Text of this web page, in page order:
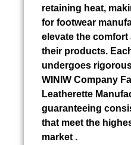
retaining heat,
for footwear
elevate the
their products.
undergoes
WINIW Company
Leatherette
guaranteeing
that meet the
market .